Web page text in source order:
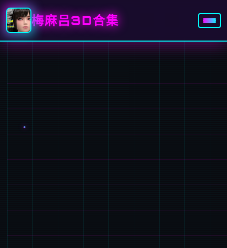
梅麻吕3D合集